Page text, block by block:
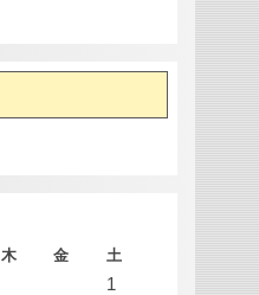
木 金 土
1